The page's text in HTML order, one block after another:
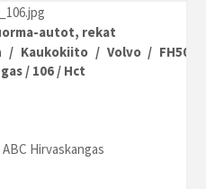
autot, rekat
/ Kaukokiito/ Volvo/ FH500
/ 106 / Hct
Hirvaskangas